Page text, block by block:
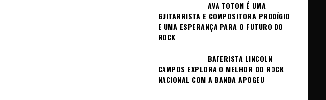
AVA TOTON É UMA
GUITARRISTA E COMPOSITORA PRODÍGIO
E UMA ESPERANÇA PARA O FUTURO DO
ROCK
BATERISTA LINCOLN
CAMPOS EXPLORA O MELHOR DO ROCK
NACIONAL COM A BANDA APOGEU